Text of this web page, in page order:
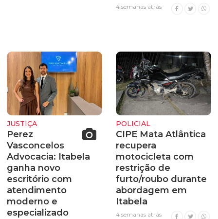
4 semanas atrás
JUSTIÇA
Perez
Vasconcelos
Advocacia: Itabela
ganha novo
escritório com
atendimento
moderno e
especializado
POLICIAL
CIPE Mata Atlântica
recupera
motocicleta com
restrição de
furto/roubo durante
abordagem em
Itabela
4 semanas atrás